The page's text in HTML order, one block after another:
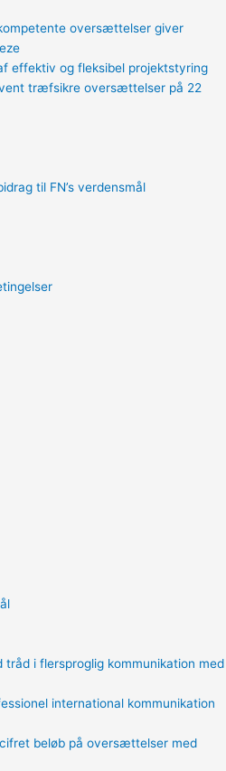
oversættelser giver
effektiv og fleksibel projektstyring
træfsikre oversættelser på 22
til FN’s verdensmål
tråd i flersproglig kommunikation med
international kommunikation
beløb på oversættelser med